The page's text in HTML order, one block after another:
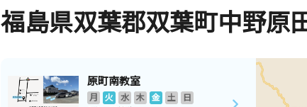
福島県双葉郡双葉町中野原
原町南教室
月 火 水 木 金 土
日